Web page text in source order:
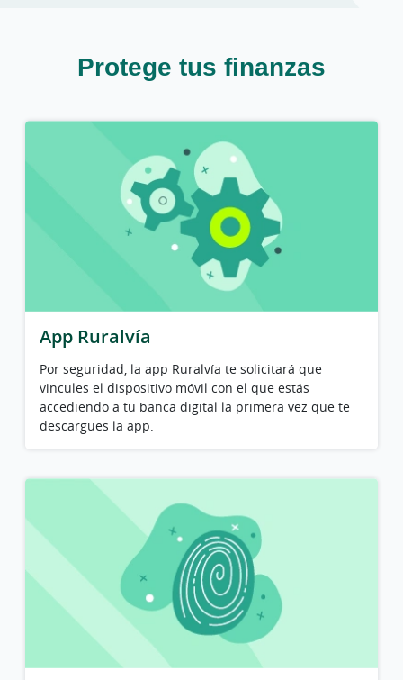
Protege tus finanzas
App Ruralvía
Por seguridad, la app Ruralvía te solicitará que
vincules el dispositivo móvil con el que estás
accediendo a tu banca digital la primera vez que te
descargues la app.